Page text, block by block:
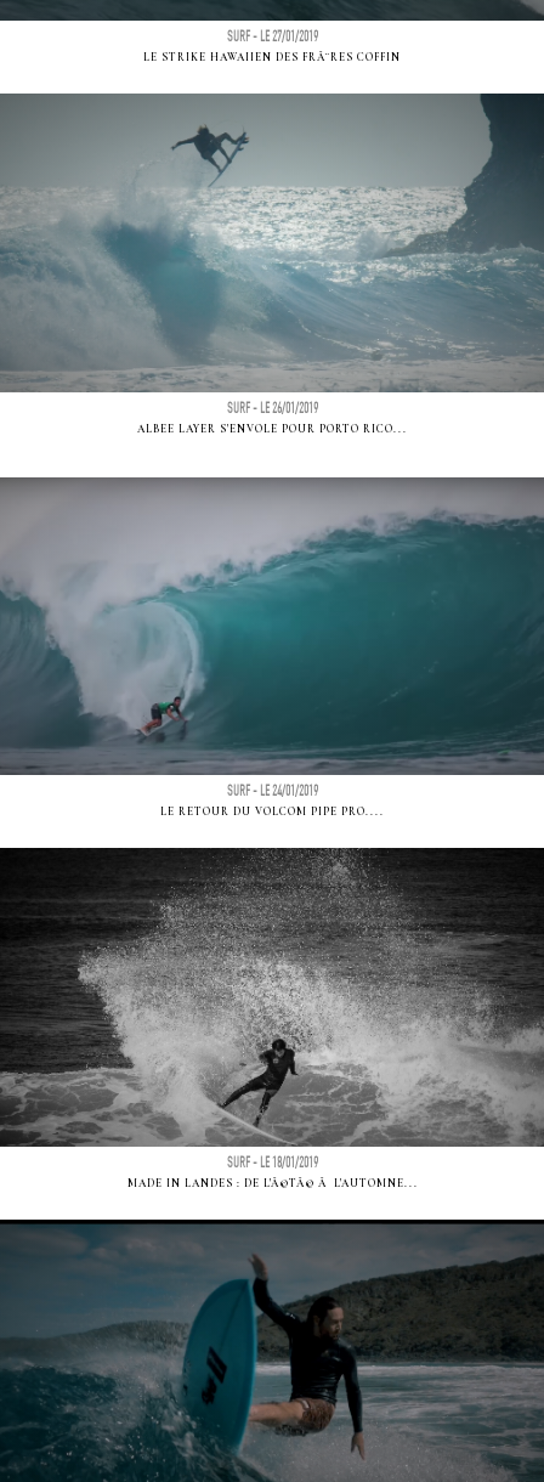
SURF - LE 27/01/2019
LE STRIKE HAWAIIEN DES FRÃ¨RES COFFIN
SURF - LE 26/01/2019
ALBEE LAYER S'ENVOLE POUR PORTO RICO...
SURF - LE 24/01/2019
LE RETOUR DU VOLCOM PIPE PRO....
SURF - LE 18/01/2019
MADE IN LANDES : DE L'Ã©TÃ© Ã L'AUTOMNE...